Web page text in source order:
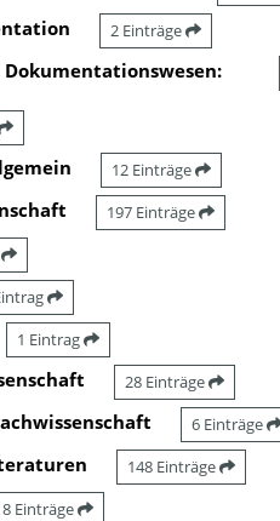
2 Einträge
12 Einträge
197 Einträge
1 Eintrag
28 Einträge
6 Einträge
148 Einträge
8 Einträge